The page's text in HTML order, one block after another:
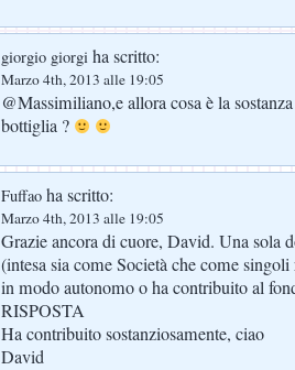
giorgio giorgi ha scritto:
Marzo 4th, 2013 alle 19:05
@Massimiliano,e allora cosa è la
bottiglia ?
Fuffao ha scritto:
Marzo 4th, 2013 alle 19:05
Grazie ancora di cuore, David. Una sola
(intesa sia come Società che come
in modo autonomo o ha contribuito al
RISPOSTA
Ha contribuito sostanziosamente, ciao
David